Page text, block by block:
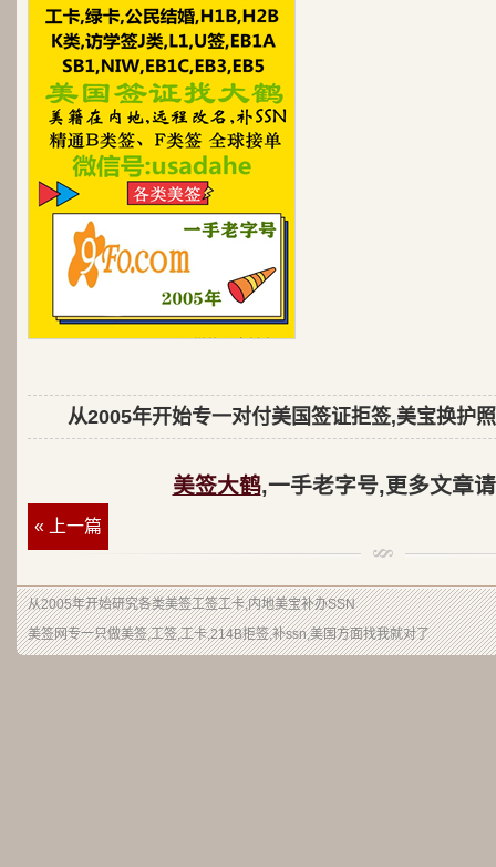
从2005年开始专一对付美国签证拒签,美宝换护
美签大鹤,一手老字号,更多文章
« 上一篇
从2005年开始研究各类美签工签工卡,内地美宝补办SSN
美签网专一只做美签,工签,工卡,214B拒签,补ssn,美国方面找我就对了